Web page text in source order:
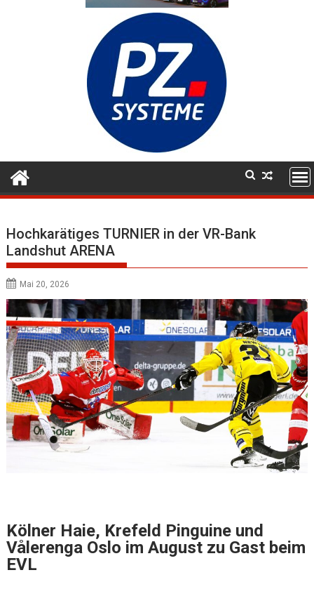
Hochkarätiges TURNIER in der VR-Bank
Landshut ARENA
Mai 20, 2026
Kölner Haie, Krefeld Pinguine und
Vålerenga Oslo im August zu Gast beim
EVL